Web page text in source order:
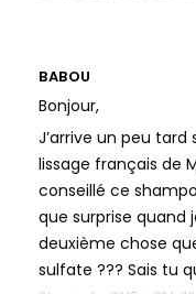
BABOU
Bonjour,
J’arrive un peu tard
lissage français de
conseillé ce
que surprise quand
deuxième chose
sulfate ??? Sais tu